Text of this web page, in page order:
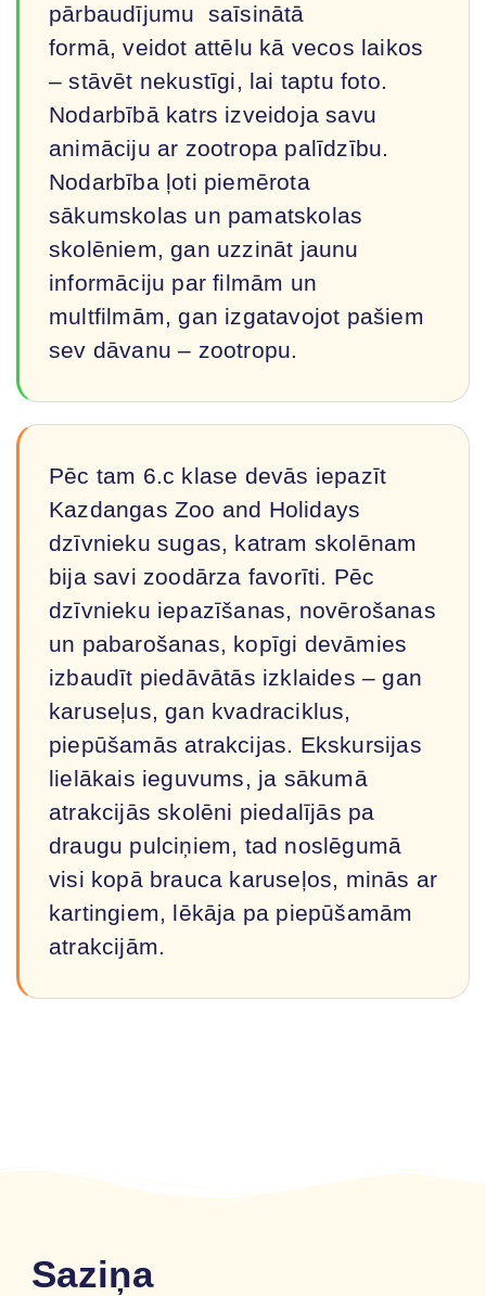
pārbaudījumu saīsinātā
formā, veidot attēlu kā vecos laikos
– stāvēt nekustīgi, lai taptu foto.
Nodarbībā katrs izveidoja savu
animāciju ar zootropa palīdzību.
Nodarbība ļoti piemērota
sākumskolas un pamatskolas
skolēniem, gan uzzināt jaunu
informāciju par filmām un
multfilmām, gan izgatavojot pašiem
sev dāvanu – zootropu.
Pēc tam 6.c klase devās iepazīt
Kazdangas Zoo and Holidays
dzīvnieku sugas, katram skolēnam
bija savi zoodārza favorīti. Pēc
dzīvnieku iepazīšanas, novērošanas
un pabarošanas, kopīgi devāmies
izbaudīt piedāvātās izklaides – gan
karuseļus, gan kvadraciklus,
piepūšamās atrakcijas. Ekskursijas
lielākais ieguvums, ja sākumā
atrakcijās skolēni piedalījās pa
draugu pulciņiem, tad noslēgumā
visi kopā brauca karuseļos, minās ar
kartingiem, lēkāja pa piepūšamām
atrakcijām.
Saziņa